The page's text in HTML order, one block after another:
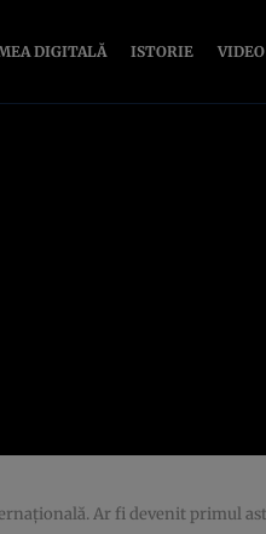
DIGITALĂ ISTORIE VIDEO
Ar fi devenit primul